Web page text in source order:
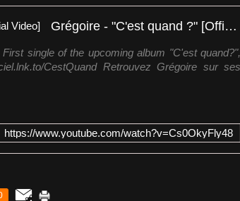
Grégoire - "C'est quand ?" [Official Video]
single of the upcoming album "C'est quand?",
CestQuand Retrouvez Grégoire sur ses
https://www.youtube.com/watch?v=Cs0OkyFly48